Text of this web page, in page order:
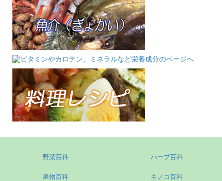
野菜百科
果物百科
ハーブ百科
キノコ百科